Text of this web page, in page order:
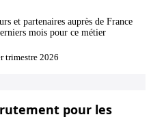
et partenaires auprès de France
mois pour ce métier
trimestre 2026
pour les